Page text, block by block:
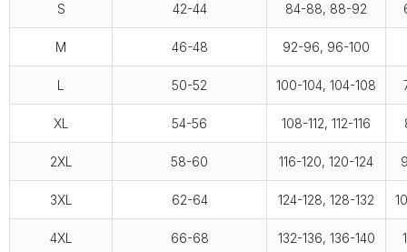
S 42-44 84-88, 88-92
M 46-48 92-96, 96-100
L 50-52 100-104, 104-108
XL 54-56 108-112, 112-116
2XL 58-60 116-120, 120-124
3XL 62-64 124-128, 128-132
4XL 66-68 132-136, 136-140